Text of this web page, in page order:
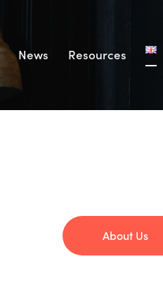
News Resources
About Us